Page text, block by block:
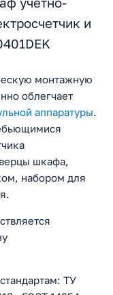
и
монтажную
облегчает
аппаратуры.
шкафа,
набором для
ТУ